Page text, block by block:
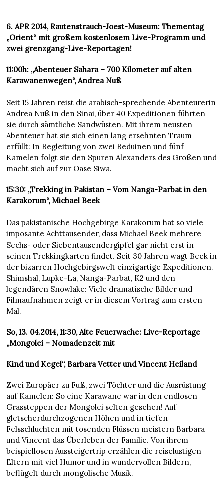
6. APR 2014, Rautenstrauch-Joest-Museum: Thementag
„Orient“ mit großem kostenlosem Live-Programm und
zwei grenzgang-Live-Reportagen!
11:00h: „Abenteuer Sahara – 700 Kilometer auf alten
Karawanenwegen“, Andrea Nuß
Seit 15 Jahren reist die arabisch-sprechende Abenteurerin
Andrea Nuß in den Sinai, über 40 Expeditionen führten
sie durch sämtliche Sandwüsten. Mit ihrem neusten
Abenteuer hat sie sich einen lang ersehnten Traum
erfüllt: In Begleitung von zwei Beduinen und fünf
Kamelen folgt sie den Spuren Alexanders des Großen und
macht sich auf zur Oase Siwa.
15:30: „Trekking in Pakistan – Vom Nanga-Parbat in den
Karakorum“, Michael Beek
Das pakistanische Hochgebirge Karakorum hat so viele
imposante Achttausender, dass Michael Beek mehrere
Sechs- oder Siebentausendergipfel gar nicht erst in
seinen Trekkingkarten findet. Seit 30 Jahren wagt Beek in
der bizarren Hochgebirgswelt einzigartige Expeditionen.
Shimshal, Lupke-La, Nanga-Parbat, K2 und den
legendären Snowlake: Viele dramatische Bilder und
Filmaufnahmen zeigt er in diesem Vortrag zum ersten
Mal.
So, 13. 04.2014, 11:30, Alte Feuerwache: Live-Reportage
„Mongolei – Nomadenzeit mit
Kind und Kegel“, Barbara Vetter und Vincent Heiland
Zwei Europäer zu Fuß, zwei Töchter und die Ausrüstung
auf Kamelen: So eine Karawane war in den endlosen
Grassteppen der Mongolei selten gesehen! Auf
gletscherdurchzogenen Höhen und in tiefen
Felsschluchten mit tosenden Flüssen meistern Barbara
und Vincent das Überleben der Familie. Von ihrem
beispiellosen Aussteigertrip erzählen die reiselustigen
Eltern mit viel Humor und in wundervollen Bildern,
beflügelt durch mongolische Musik.